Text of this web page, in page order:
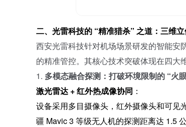
二、光雷科技的 “精准猎杀” 之道：三维
西安光雷科技针对机场场景研发的智能安
的精准管控。其核心技术突破体现在四大
1. 多模态融合探测：打破环境限制的 “火
激光雷达 + 红外热成像协同 ：
设备采用多目摄像头，红外摄像头和可见
疆 Mavic 3 等级无人机的探测距离达 1.5